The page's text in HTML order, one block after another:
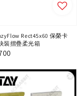
Rect45x60 保榮卡
裝摺疊柔光箱